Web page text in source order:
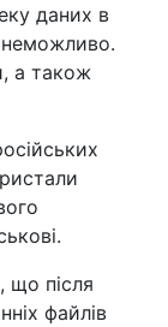
даних в
неможливо.
а також
що після
файлів